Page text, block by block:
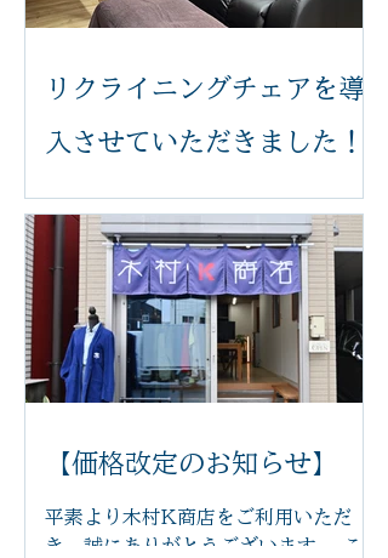
リクライニングチェアを導
入させていただきました！
いつも木村k商店をご利用いただき誠
にありがとうございます。 このたび、
足つぼ施術をより快適に受けていただ
けるよう、新しいリクライニングチェ
アを導入いたしました。 体の力が抜け
てリラックスした状態で受けていただ
くことで、より心地よく施術を受けて
いただけます。 新しいチェアは、身体
に調整できるため、長時間でも負担が
ます。 「まるで雲の上にいるような座
り心地」と感じていただけるほど、快
【価格改定のお知らせ】
平素より木村K商店をご利用いただ
き、誠にありがとうございます。 この